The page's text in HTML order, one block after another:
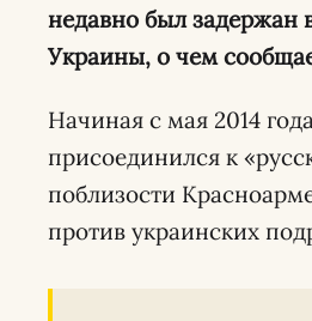
недавно был задержан
Украины, о чем
Начиная с мая 2014
присоединился к
поблизости
против украинских